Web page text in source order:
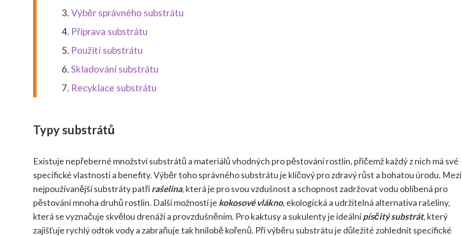
Výběr správného substrátu
Příprava substrátu
Použití substrátu
Skladování substrátu
Recyklace substrátu
Typy substrátů
Existuje nepřeberné množství substrátů a materiálů vhodných pro pěstování rostlin, přičemž každý z nich má své
specifické vlastnosti a benefity. Výběr toho správného substrátu je klíčový pro zdravý růst a bohatou úrodu. Mezi
nejpoužívanější substráty patřírašelina, která je pro svou vzdušnost a schopnost zadržovat vodu oblíbená pro
pěstování mnoha druhů rostlin. Další možností je kokosové vlákno, ekologická a udržitelná alternativa rašeliny,
která se vyznačuje skvělou drenáží a provzdušněním. Pro kaktusy a sukulenty je ideálnípísčitý substrát, který
zajišťuje rychlý odtok vody a zabraňuje tak hnilobě kořenů. Při výběru substrátu je důležité zohlednit specifické